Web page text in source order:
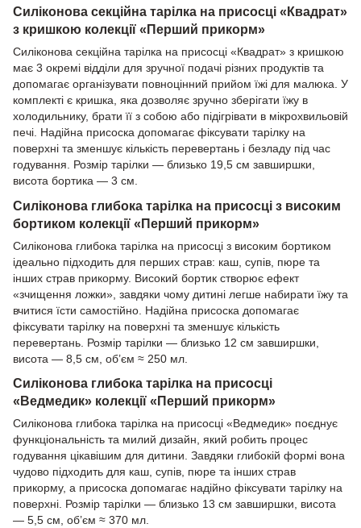
Силіконова секційна тарілка на присосці «Квадрат»
з кришкою колекції «Перший прикорм»
Силіконова секційна тарілка на присосці «Квадрат» з кришкою
має 3 окремі відділи для зручної подачі різних продуктів та
допомагає організувати повноцінний прийом їжі для малюка. У
комплекті є кришка, яка дозволяє зручно зберігати їжу в
холодильнику, брати її з собою або підігрівати в мікрохвильовій
печі. Надійна присоска допомагає фіксувати тарілку на
поверхні та зменшує кількість перевертань і безладу під час
годування. Розмір тарілки — близько 19,5 см завширшки,
висота бортика — 3 см.
Силіконова глибока тарілка на присосці з високим
бортиком колекції «Перший прикорм»
Силіконова глибока тарілка на присосці з високим бортиком
ідеально підходить для перших страв: каш, супів, пюре та
інших страв прикорму. Високий бортик створює ефект
«зчищення ложки», завдяки чому дитині легше набирати їжу та
вчитися їсти самостійно. Надійна присоска допомагає
фіксувати тарілку на поверхні та зменшує кількість
перевертань. Розмір тарілки — близько 12 см завширшки,
висота — 8,5 см, об’єм ≈ 250 мл.
Силіконова глибока тарілка на присосці
«Ведмедик» колекції «Перший прикорм»
Силіконова глибока тарілка на присосці «Ведмедик» поєднує
функціональність та милий дизайн, який робить процес
годування цікавішим для дитини. Завдяки глибокій формі вона
чудово підходить для каш, супів, пюре та інших страв
прикорму, а присоска допомагає надійно фіксувати тарілку на
поверхні. Розмір тарілки — близько 13 см завширшки, висота
— 5,5 см, об’єм ≈ 370 мл.